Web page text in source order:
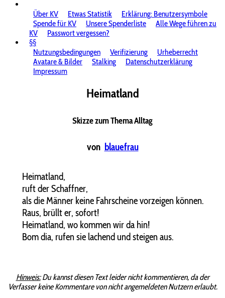
Über KV
Etwas Statistik
Erklärung: Benutzersymbole
Spende für KV
Unsere Spenderliste
Alle Wege führen zu
KV
Passwort vergessen?
§§
Nutzungsbedingungen
Verifizierung
Urheberrecht
Avatare & Bilder
Stalking
Datenschutzerklärung
Impressum
Heimatland
Skizze zum Thema Alltag
von blauefrau
Heimatland,
ruft der Schaffner,
als die Männer keine Fahrscheine vorzeigen können.
Raus, brüllt er, sofort!
Heimatland, wo kommen wir da hin!
Bom dia, rufen sie lachend und steigen aus.
Hinweis:Du kannst diesen Text leider nicht kommentieren, da der
Verfasser keine Kommentare von nicht angemeldeten Nutzern erlaubt.